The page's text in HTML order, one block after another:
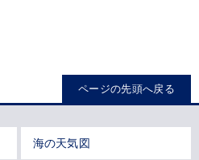
ページの先頭へ戻る
海の天気図